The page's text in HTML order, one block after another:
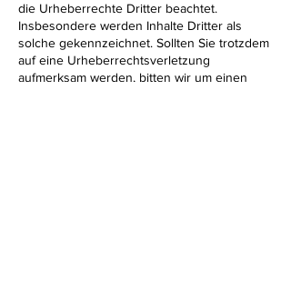
die Urheberrechte Dritter beachtet.
Insbesondere werden Inhalte Dritter als
solche gekennzeichnet. Sollten Sie trotzdem
auf eine Urheberrechtsverletzung
aufmerksam werden, bitten wir um einen